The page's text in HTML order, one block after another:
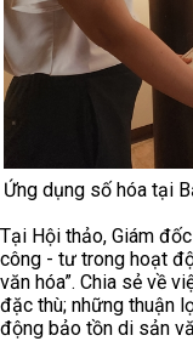
Ứng dụng số hóa tại
Tại Hội thảo, Giám
công - tư trong hoạt
văn hóa”. Chia sẻ về
đặc thù; những thuận
động bảo tồn di sản